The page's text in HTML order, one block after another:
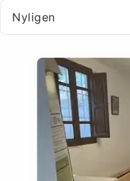
Nyligen